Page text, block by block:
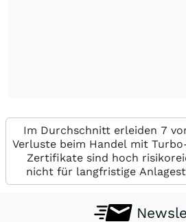
Im Durchschnitt erleiden 7
Verluste beim Handel mit
Zertifikate sind hoch
nicht für langfristige